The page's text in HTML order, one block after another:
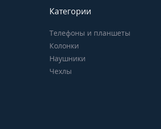
Категории
Телефоны и планшеты
Колонки
Наушники
Чехлы